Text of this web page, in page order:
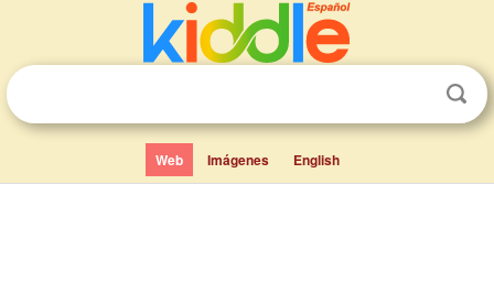
Web Imágenes English